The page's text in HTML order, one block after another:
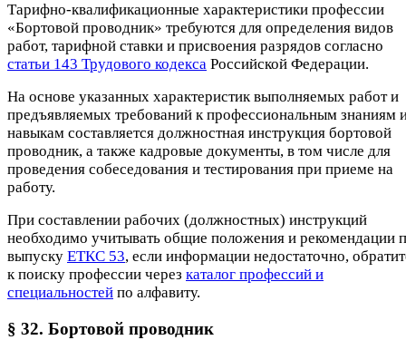
Тарифно-квалификационные характеристики профессии
«Бортовой проводник» требуются для определения видов
работ, тарифной ставки и присвоения разрядов согласно
статьи 143 Трудового кодекса Российской Федерации.
На основе указанных характеристик выполняемых работ и
предъявляемых требований к профессиональным знаниям
навыкам составляется должностная инструкция бортовой
проводник, а также кадровые документы, в том числе для
проведения собеседования и тестирования при приеме на
работу.
При составлении рабочих (должностных) инструкций
необходимо учитывать общие положения и рекомендации
выпуску ЕТКС 53, если информации недостаточно,
к поиску профессии через каталог профессий и
специальностей по алфавиту.
§ 32. Бортовой проводник